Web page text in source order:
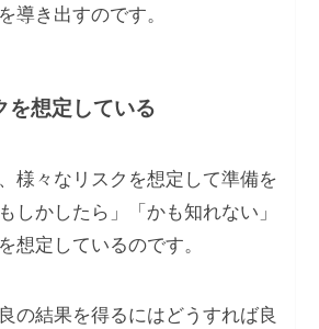
導き出すのです。
を想定している
様々なリスクを想定して準備を
しかしたら」「かも知れない」
想定しているのです。
の結果を得るにはどうすれば良